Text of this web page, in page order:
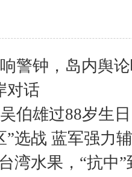
警钟，岛内舆
对话
伯雄过88岁生日
”选战 蓝军强力
湾水果，“抗中